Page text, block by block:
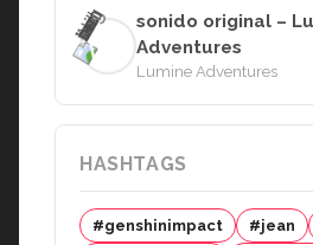
sonido original –
Adventures
Lumine Adventures
HASHTAGS
#genshinimpact #jean